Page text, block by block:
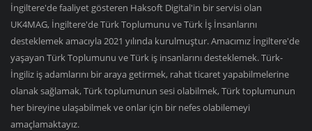
İngiltere'de faaliyet gösteren Haksoft Digital'in bir servisi olan
UK4MAG, İngiltere'de Türk Toplumunu ve Türk İş İnsanlarını
desteklemek amacıyla 2021 yılında kurulmuştur. Amacımız İngiltere'de
yaşayan Türk Toplumunu ve Türk iş insanlarını desteklemek. Türk-
İngiliz iş adamlarını bir araya getirmek, rahat ticaret yapabilmelerine
olanak sağlamak, Türk toplumunun sesi olabilmek, Türk toplumunun
her bireyine ulaşabilmek ve onlar için bir nefes olabilemeyi
amaçlamaktayız.